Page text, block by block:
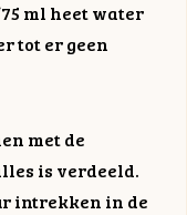
ml heet water
tot er geen
met de
is verdeeld.
intrekken in de